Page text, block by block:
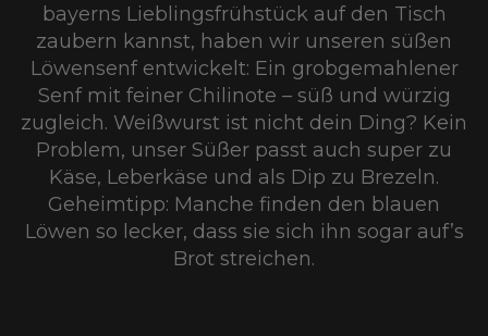
bayerns Lieblingsfrühstück auf den Tisch
zaubern kannst, haben wir unseren süßen
Löwensenf entwickelt: Ein grobgemahlener
Senf mit feiner Chilinote – süß und würzig
zugleich. Weißwurst ist nicht dein Ding? Kein
Problem, unser Süßer passt auch super zu
Käse, Leberkäse und als Dip zu Brezeln.
Geheimtipp: Manche finden den blauen
Löwen so lecker, dass sie sich ihn sogar auf’s
Brot streichen.